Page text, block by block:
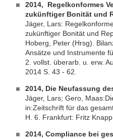
2014, Regelkonformes
zukünftiger Bonität und
Jäger, Lars:
zukünftiger Bonität und
Hoberg, Peter (Hrsg).
Ansätze und Instrumente
2. vollst. überarb. u. erw.
2014 S. 43 - 62.
2014, Die Neufassung
Jäger, Lars; Gero, Maas:
in:Zeitschrift für das
H. 6. Frankfurt: Fritz
2014, Compliance bei